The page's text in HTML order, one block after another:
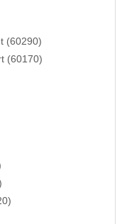
(60290)
(60170)